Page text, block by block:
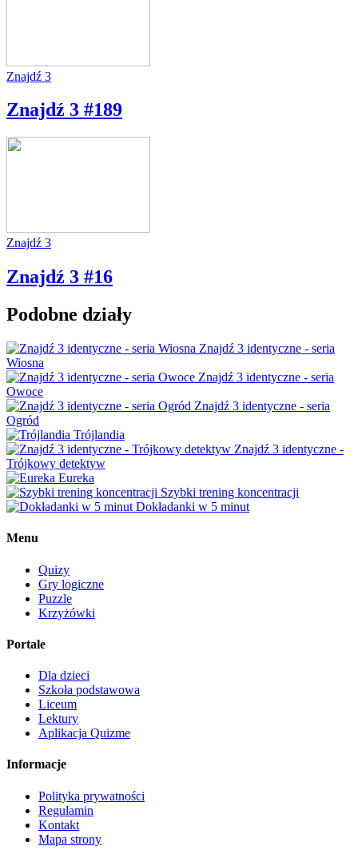
Znajdź 3
Znajdź 3 #189
Znajdź 3
Znajdź 3 #16
Podobne działy
Znajdź 3 identyczne - seria
Wiosna
Znajdź 3 identyczne - seria
Owoce
Znajdź 3 identyczne - seria
Ogród
Trójlandia
Znajdź 3 identyczne -
Trójkowy detektyw
Eureka
Szybki trening koncentracji
Dokładanki w 5 minut
Menu
Quizy
Gry logiczne
Puzzle
Krzyżówki
Portale
Dla dzieci
Szkoła podstawowa
Liceum
Lektury
Aplikacja Quizme
Informacje
Polityka prywatności
Regulamin
Kontakt
Mapa strony